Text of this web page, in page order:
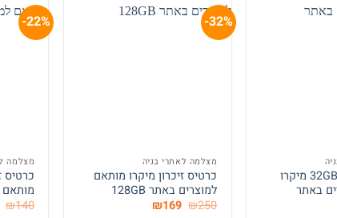
כרטיס זיכרון 32GB מיקרו
באתר
32%-
מצלמה לאתרי בניה
כרטיס זיכרון מיקרו מותאם
למוצרים באתר 128GB
₪250 המחיר
₪169
22%-
מצלמה
מותאם
₪140